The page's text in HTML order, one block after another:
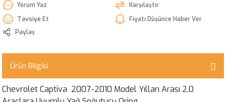
Yorum Yaz
Karşılaştır
Tavsiye Et
Fiyatı Düşünce Haber Ver
Paylaş
Ürün Bilgisi
Chevrolet Captiva 2007-2010 Model Yılları Arası 2.0